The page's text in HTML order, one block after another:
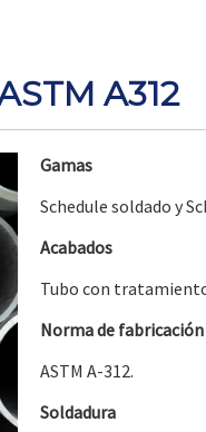
A312
Gamas
Schedule soldado y
Acabados
Tubo con
Norma de fabricación
ASTM A-312.
Soldadura